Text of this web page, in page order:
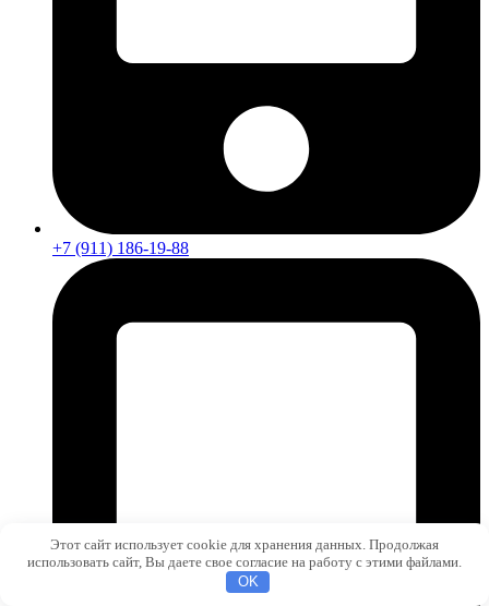
+7 (911) 186-19-88
Этот сайт использует cookie для хранения данных. Продолжая
использовать сайт, Вы даете свое согласие на работу с этими файлами.
OK